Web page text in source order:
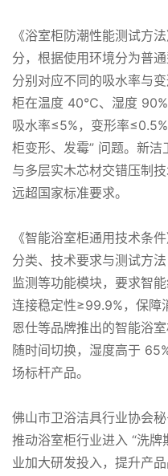
《浴室柜防潮性能测试方
分，根据使用环境分为普
分别对应不同的吸水率与
柜在温度 40℃、湿度
吸水率≤5%，变形率
柜变形、发霉” 问题。新
与多层实木芯材交错压制
远超国家标准要求。
《智能浴室柜通用技术条
分类、技术要求与测试方
监测等功能模块，要求智
连接稳定性≥99.9%，保障
恩仕等品牌推出的智能浴
随时间切换，湿度高于
场标杆产品。
佛山市卫浴洁具行业协会
推动浴室柜行业进入 “洗
业加大研发投入，提升产